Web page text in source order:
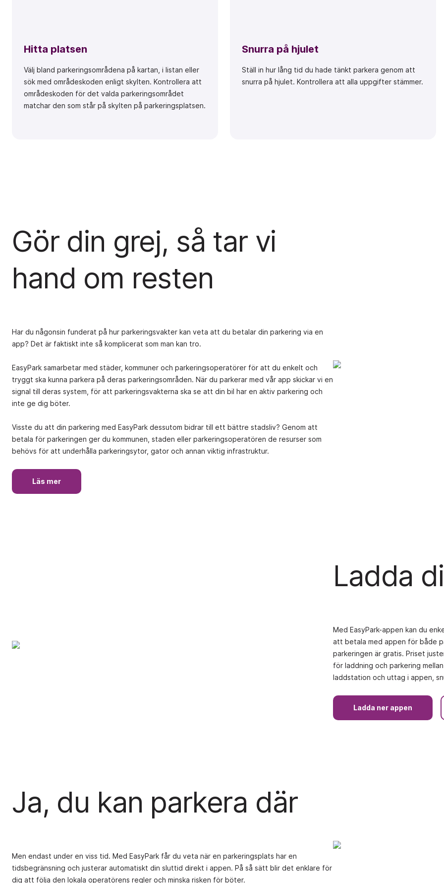
Hitta platsen
Välj bland parkeringsområdena på kartan, i listan eller
sök med områdeskoden enligt skylten. Kontrollera att
områdeskoden för det valda parkeringsområdet
matchar den som står på skylten på parkeringsplatsen.
Snurra på hjulet
Ställ in hur lång tid du hade tänkt parkera genom att
snurra på hjulet. Kontrollera att alla uppgifter stämmer.
Gör din grej, så tar vi
hand om resten
Har du någonsin funderat på hur parkeringsvakter kan veta att du betalar din parkering via en
app? Det är faktiskt inte så komplicerat som man kan tro.
EasyPark samarbetar med städer, kommuner och parkeringsoperatörer för att du enkelt och
tryggt ska kunna parkera på deras parkeringsområden. När du parkerar med vår app skickar vi en
signal till deras system, för att parkeringsvakterna ska se att din bil har en aktiv parkering och
inte ge dig böter.
Visste du att din parkering med EasyPark dessutom bidrar till ett bättre stadsliv? Genom att
betala för parkeringen ger du kommunen, staden eller parkeringsoperatören de resurser som
behövs för att underhålla parkeringsytor, gator och annan viktig infrastruktur.
Läs mer
Ladda
Med EasyPark-appen kan du
att betala med appen för både
parkeringen är gratis. Priset
för laddning och parkering
laddstation och uttag i appen,
Ladda ner appen
Ja, du kan parkera där
Men endast under en viss tid. Med EasyPark får du veta när en parkeringsplats har en
tidsbegränsning och justerar automatiskt din sluttid direkt i appen. På så sätt blir det enklare för
dig att följa den lokala operatörens regler och minska risken för böter.